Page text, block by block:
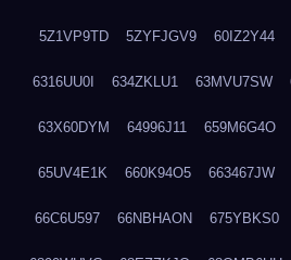
5Z1VP9TD 5ZYFJGV9 60IZ2Y44
6316UU0I 634ZKLU1 63MVU7SW
63X60DYM 64996J11 659M6G4O
65UV4E1K 660K94O5 663467JW
66C6U597 66NBHAON 675YBKS0